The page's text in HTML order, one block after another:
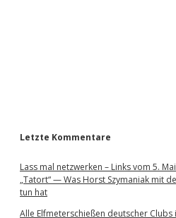
Letzte Kommentare
Lass mal netzwerken – Links vom 5.
„Tatort“ — Was Horst Szymaniak mit
tun hat
Alle Elfmeterschießen deutscher